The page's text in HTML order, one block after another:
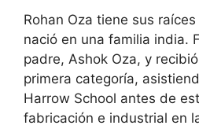
Rohan Oza tiene sus
nació en una familia india.
padre, Ashok Oza, y
primera categoría,
Harrow School antes de
fabricación e industrial en